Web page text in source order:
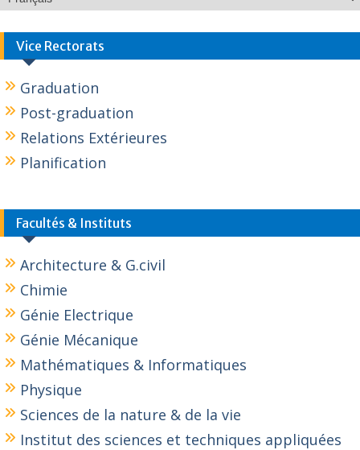
Vice Rectorats
Graduation
Post-graduation
Relations Extérieures
Planification
Facultés & Instituts
Architecture & G.civil
Chimie
Génie Electrique
Génie Mécanique
Mathématiques & Informatiques
Physique
Sciences de la nature & de la vie
Institut des sciences et techniques appliquées